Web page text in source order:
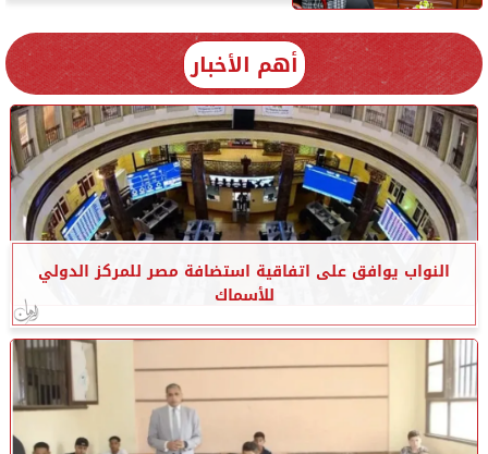
أهم الأخبار
النواب يوافق على اتفاقية استضافة مصر للمركز الدولي
للأسماك